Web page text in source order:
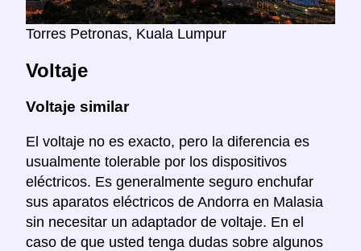
Torres Petronas, Kuala Lumpur
Voltaje
Voltaje similar
El voltaje no es exacto, pero la diferencia es
usualmente tolerable por los dispositivos
eléctricos. Es generalmente seguro enchufar
sus aparatos eléctricos de Andorra en Malasia
sin necesitar un adaptador de voltaje. En el
caso de que usted tenga dudas sobre algunos